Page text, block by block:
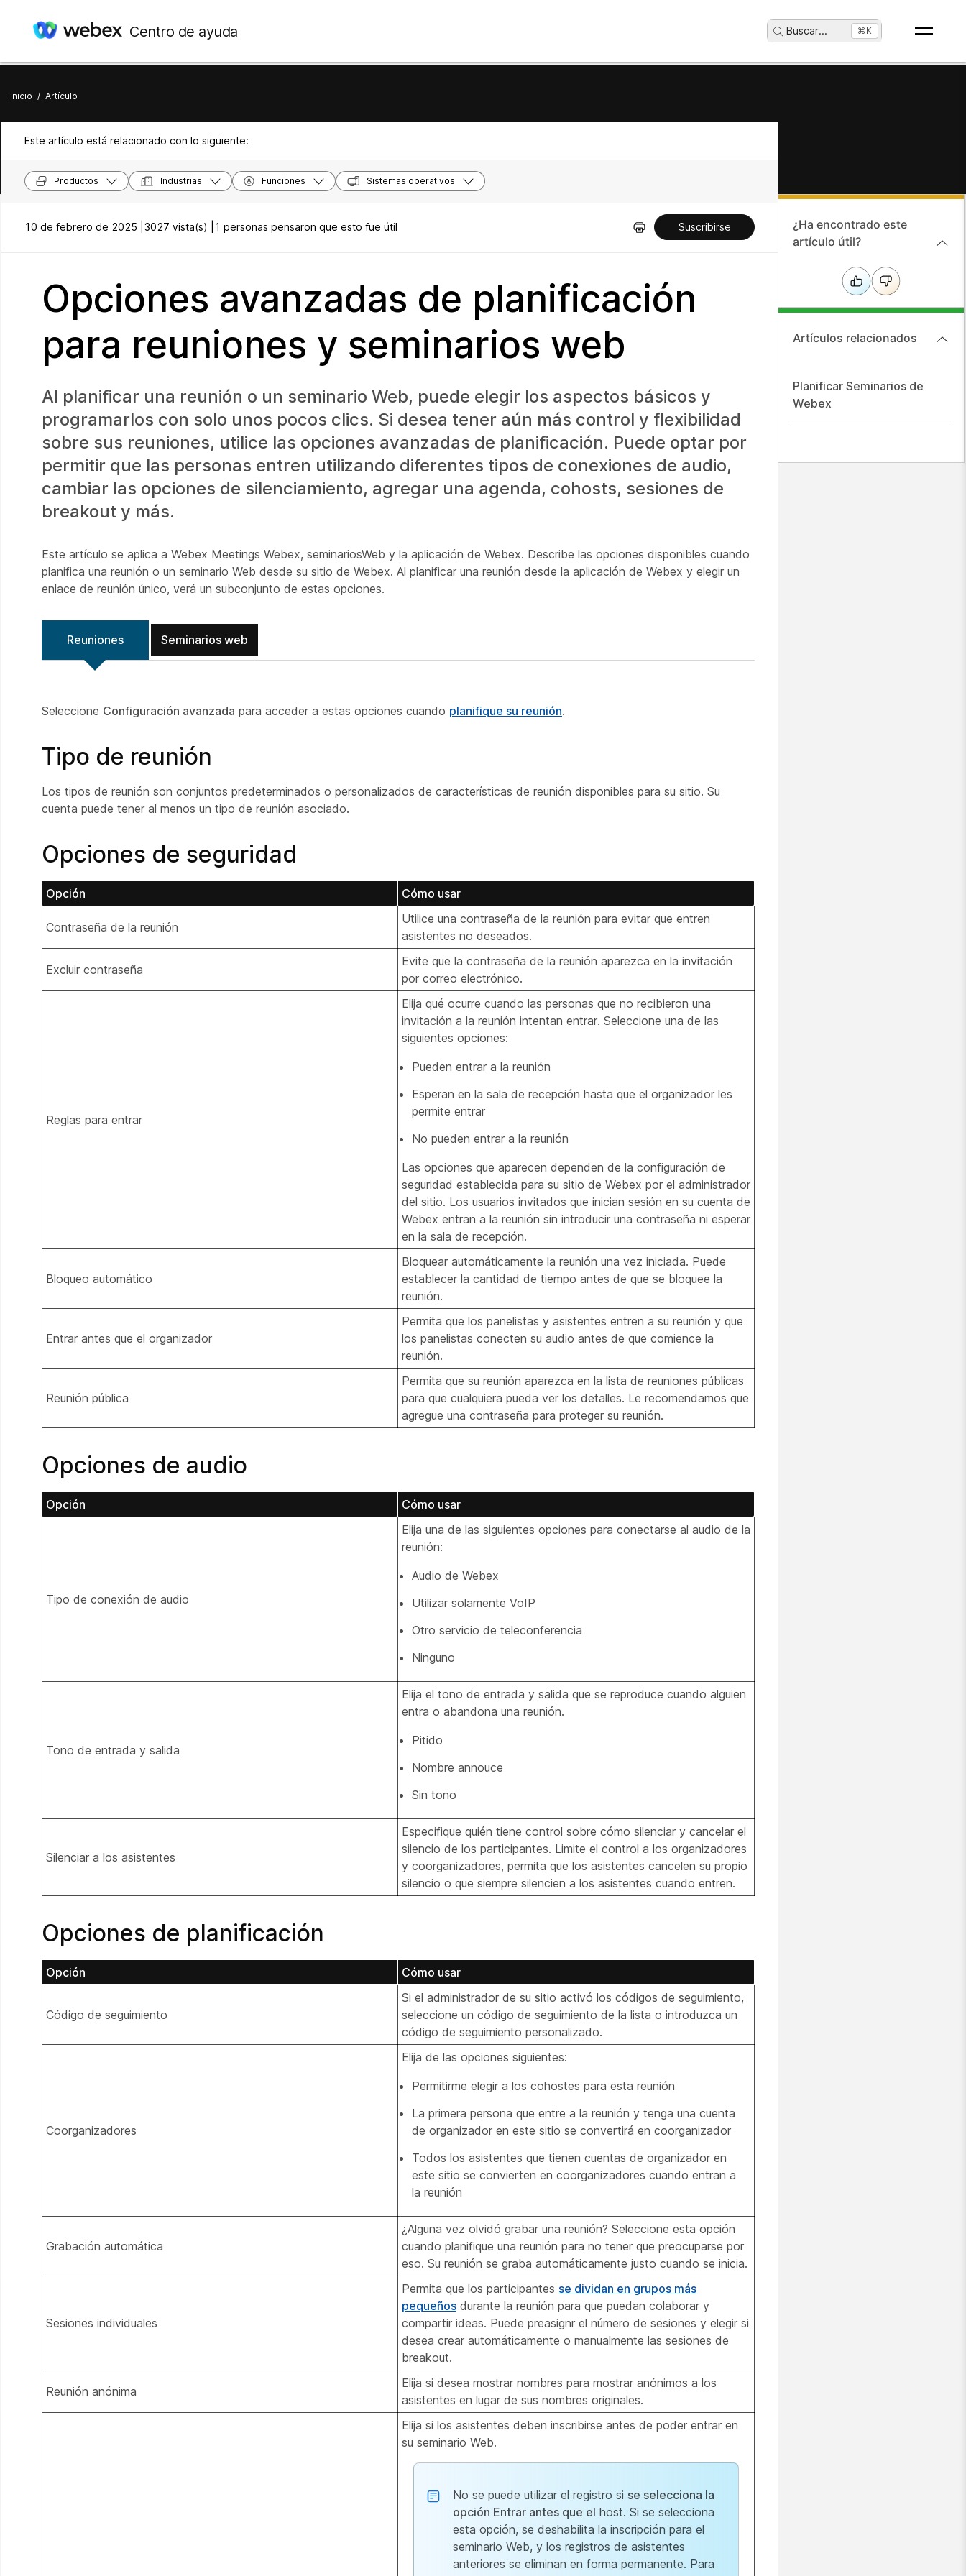
Centro de ayuda Buscar... ⌘K
Inicio / Artículo
Este artículo está relacionado con lo siguiente:
Productos Industrias Funciones Sistemas operativos
10 de febrero de 2025 | 3027 vista(s) | 1 personas pensaron que esto fue útil Suscribirse
Opciones avanzadas de planificación
para reuniones y seminarios web
Al planificar una reunión o un seminario Web, puede elegir los aspectos básicos y
programarlos con solo unos pocos clics. Si desea tener aún más control y flexibilidad
sobre sus reuniones, utilice las opciones avanzadas de planificación. Puede optar por
permitir que las personas entren utilizando diferentes tipos de conexiones de audio,
cambiar las opciones de silenciamiento, agregar una agenda, cohosts, sesiones de
breakout y más.
Este artículo se aplica a Webex Meetings Webex, seminariosWeb y la aplicación de Webex. Describe las opciones disponibles cuando
planifica una reunión o un seminario Web desde su sitio de Webex. Al planificar una reunión desde la aplicación de Webex y elegir un
enlace de reunión único, verá un subconjunto de estas opciones.
Reuniones Seminarios web
Seleccione Configuración avanzada para acceder a estas opciones cuando planifique su reunión.
Tipo de reunión
Los tipos de reunión son conjuntos predeterminados o personalizados de características de reunión disponibles para su sitio. Su
cuenta puede tener al menos un tipo de reunión asociado.
Opciones de seguridad
Opción Cómo usar
Contraseña de la reunión
Utilice una contraseña de la reunión para evitar que entren
asistentes no deseados.
Excluir contraseña
Evite que la contraseña de la reunión aparezca en la invitación
por correo electrónico.
Reglas para entrar
Elija qué ocurre cuando las personas que no recibieron una
invitación a la reunión intentan entrar. Seleccione una de las
siguientes opciones:
Pueden entrar a la reunión
Esperan en la sala de recepción hasta que el organizador les
permite entrar
No pueden entrar a la reunión
Las opciones que aparecen dependen de la configuración de
seguridad establecida para su sitio de Webex por el administrador
del sitio. Los usuarios invitados que inician sesión en su cuenta de
Webex entran a la reunión sin introducir una contraseña ni esperar
en la sala de recepción.
Bloqueo automático
Bloquear automáticamente la reunión una vez iniciada. Puede
establecer la cantidad de tiempo antes de que se bloquee la
reunión.
Entrar antes que el organizador
Permita que los panelistas y asistentes entren a su reunión y que
los panelistas conecten su audio antes de que comience la
reunión.
Reunión pública
Permita que su reunión aparezca en la lista de reuniones públicas
para que cualquiera pueda ver los detalles. Le recomendamos que
agregue una contraseña para proteger su reunión.
Opciones de audio
Opción Cómo usar
Tipo de conexión de audio
Elija una de las siguientes opciones para conectarse al audio de la
reunión:
Audio de Webex
Utilizar solamente VoIP
Otro servicio de teleconferencia
Ninguno
Tono de entrada y salida
Elija el tono de entrada y salida que se reproduce cuando alguien
entra o abandona una reunión.
Pitido
Nombre annouce
Sin tono
Silenciar a los asistentes
Especifique quién tiene control sobre cómo silenciar y cancelar el
silencio de los participantes. Limite el control a los organizadores
y coorganizadores, permita que los asistentes cancelen su propio
silencio o que siempre silencien a los asistentes cuando entren.
Opciones de planificación
Opción Cómo usar
Código de seguimiento
Si el administrador de su sitio activó los códigos de seguimiento,
seleccione un código de seguimiento de la lista o introduzca un
código de seguimiento personalizado.
Coorganizadores
Elija de las opciones siguientes:
Permitirme elegir a los cohostes para esta reunión
La primera persona que entre a la reunión y tenga una cuenta
de organizador en este sitio se convertirá en coorganizador
Todos los asistentes que tienen cuentas de organizador en
este sitio se convierten en coorganizadores cuando entran a
la reunión
Grabación automática
¿Alguna vez olvidó grabar una reunión? Seleccione esta opción
cuando planifique una reunión para no tener que preocuparse por
eso. Su reunión se graba automáticamente justo cuando se inicia.
Sesiones individuales
Permita que los participantes se dividan en grupos más
pequeños durante la reunión para que puedan colaborar y
compartir ideas. Puede preasignr el número de sesiones y elegir si
desea crear automáticamente o manualmente las sesiones de
breakout.
Reunión anónima
Elija si desea mostrar nombres para mostrar anónimos a los
asistentes en lugar de sus nombres originales.
Elija si los asistentes deben inscribirse antes de poder entrar en
su seminario Web.
No se puede utilizar el registro si se selecciona la
opción Entrar antes que el host. Si se selecciona
esta opción, se deshabilita la inscripción para el
seminario Web, y los registros de asistentes
anteriores se eliminan en forma permanente. Para
¿Ha encontrado este
artículo útil?
Artículos relacionados
Planificar Seminarios de
Webex